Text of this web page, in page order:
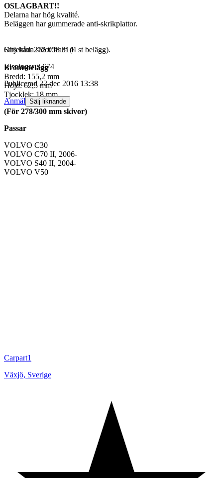
OSLAGBART!!
Delarna har hög kvalité.
Beläggen har gummerade anti-skrikplattor.
Sats båda sidor fram (4 st belägg).
Bromsbelägg
Bredd: 155,2 mm
Höjd: 62,5 mm
Tjocklek: 18 mm
(För 278/300 mm skivor)
Passar
VOLVO C30
VOLVO C70 II, 2006-
VOLVO S40 II, 2004-
VOLVO V50
Objektnr 272 058 314
Visningar 2 674
Publicerad 22 dec 2016 13:38
Anmäl Sälj liknande
Carpart1
Växjö, Sverige